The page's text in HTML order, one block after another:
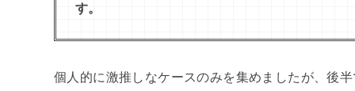
す。
個人的に激推しなケースのみを集めましたが、後